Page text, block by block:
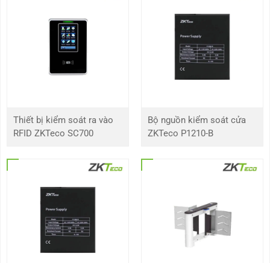
Đèn chờ màu trắng nhấp nháy
Đèn LED đỏ và xanh lục
Nhiệt độ hoạt động -20°C ~ 65°C
Kích thước (L x W x
Chứng nhận
Thiết bị kiểm soát ra vào
RFID ZKTeco SC700
Bộ nguồn kiểm soát cửa
ZKTeco P1210-B